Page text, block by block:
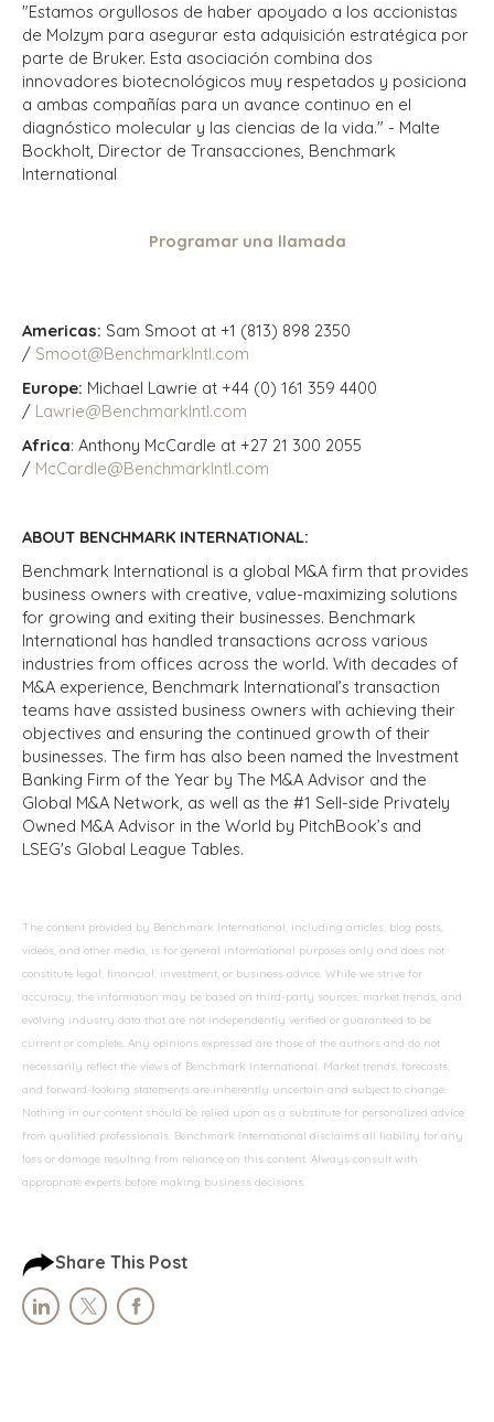
"Estamos orgullosos de haber apoyado a los accionistas
de Molzym para asegurar esta adquisición estratégica por
parte de Bruker. Esta asociación combina dos
innovadores biotecnológicos muy respetados y posiciona
a ambas compañías para un avance continuo en el
diagnóstico molecular y las ciencias de la vida." - Malte
Bockholt, Director de Transacciones, Benchmark
International
Programar una llamada
Americas: Sam Smoot at +1 (813) 898 2350
/ Smoot@BenchmarkIntl.com
Europe: Michael Lawrie at +44 (0) 161 359 4400
/ Lawrie@BenchmarkIntl.com
Africa: Anthony McCardle at +27 21 300 2055
/ McCardle@BenchmarkIntl.com
ABOUT BENCHMARK INTERNATIONAL:
Benchmark International is a global M&A firm that provides
business owners with creative, value-maximizing solutions
for growing and exiting their businesses. Benchmark
International has handled transactions across various
industries from offices across the world. With decades of
M&A experience, Benchmark International’s transaction
teams have assisted business owners with achieving their
objectives and ensuring the continued growth of their
businesses. The firm has also been named the Investment
Banking Firm of the Year by The M&A Advisor and the
Global M&A Network, as well as the #1 Sell-side Privately
Owned M&A Advisor in the World by PitchBook’s and
LSEG's Global League Tables.
The content provided by Benchmark International, including articles, blog posts,
videos, and other media, is for general informational purposes only and does not
constitute legal, financial, investment, or business advice. While we strive for
accuracy, the information may be based on third-party sources, market trends, and
evolving industry data that are not independently verified or guaranteed to be
current or complete. Any opinions expressed are those of the authors and do not
necessarily reflect the views of Benchmark International. Market trends, forecasts,
and forward-looking statements are inherently uncertain and subject to change.
Nothing in our content should be relied upon as a substitute for personalized advice
from qualified professionals. Benchmark International disclaims all liability for any
loss or damage resulting from reliance on this content. Always consult with
appropriate experts before making business decisions.
Share This Post